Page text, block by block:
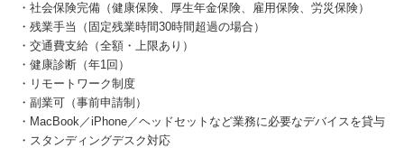
・社会保険完備（健康保険、厚生年金保険、雇用保険、労災保険）
・残業手当（固定残業時間30時間超過の場合）
・交通費支給（全額・上限あり）
・健康診断（年1回）
・リモートワーク制度
・副業可（事前申請制）
・MacBook／iPhone／ヘッドセットなど業務に必要なデバイスを貸与
・スタンディングデスク対応